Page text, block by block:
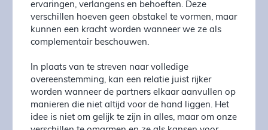
ervaringen, verlangens en behoeften. Deze
verschillen hoeven geen obstakel te vormen, maar
kunnen een kracht worden wanneer we ze als
complementair beschouwen.
In plaats van te streven naar volledige
overeenstemming, kan een relatie juist rijker
worden wanneer de partners elkaar aanvullen op
manieren die niet altijd voor de hand liggen. Het
idee is niet om gelijk te zijn in alles, maar om onze